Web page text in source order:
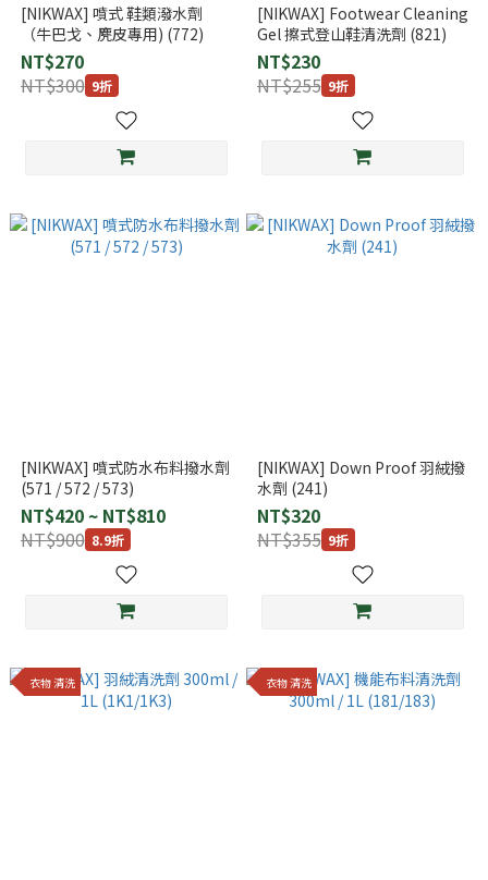
[NIKWAX] 噴式 鞋類潑水劑
（牛巴戈、麂皮專用) (772)
NT$270
NT$300 9折
[NIKWAX] Footwear Cleaning
Gel 擦式登山鞋清洗劑 (821)
NT$230
NT$255 9折
[NIKWAX] 噴式防水布料撥水劑
(571 / 572 / 573)
NT$420 ~ NT$810
NT$900 8.9折
[NIKWAX] Down Proof 羽絨撥
水劑 (241)
NT$320
NT$355 9折
衣物 清洗 衣物 清洗